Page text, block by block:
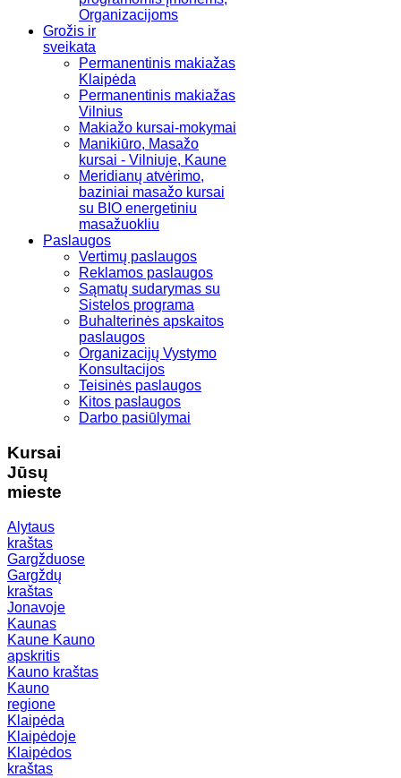
Organizacijoms
Grožis ir
sveikata
Permanentinis makiažas
Klaipėda
Permanentinis makiažas
Vilnius
Makiažo kursai-mokymai
Manikiūro, Masažo
kursai - Vilniuje, Kaune
Meridianų atvėrimo,
baziniai masažo kursai
su BIO energetiniu
masažuokliu
Paslaugos
Vertimų paslaugos
Reklamos paslaugos
Sąmatų sudarymas su
Sistelos programa
Buhalterinės apskaitos
paslaugos
Organizacijų Vystymo
Konsultacijos
Teisinės paslaugos
Kitos paslaugos
Darbo pasiūlymai
Kursai
Jūsų
mieste
Alytaus
kraštas
Gargžduose
Gargždų
kraštas
Jonavoje
Kaunas
Kaune Kauno
apskritis
Kauno kraštas
Kauno
regione
Klaipėda
Klaipėdoje
Klaipėdos
kraštas